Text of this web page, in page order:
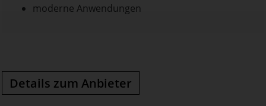
moderne Anwendungen
Details zum Anbieter